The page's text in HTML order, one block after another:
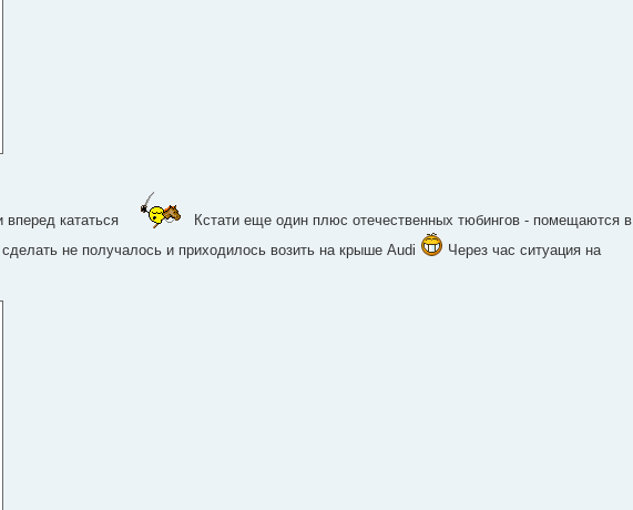
вперед кататься
Кстати еще один плюс отечественных тюбингов - помещаются в
не получалось и приходилось возить на крыше Audi
Через час ситуация на